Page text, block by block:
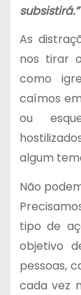
As
nos tirar
como
caímos
ou
algum
Não
tipo de
objetivo
pessoas,
cada vez